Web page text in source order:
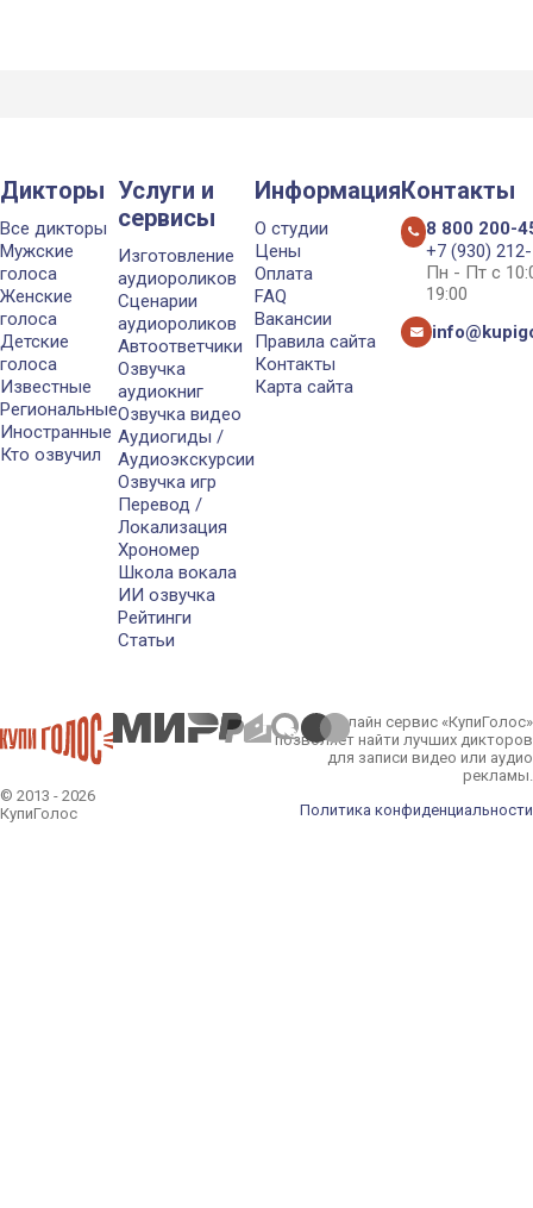
Дикторы
Все дикторы
Мужские
голоса
Женские
голоса
Детские
голоса
Известные
Региональные
Иностранные
Кто озвучил
Услуги и
сервисы
Изготовление
аудиороликов
Сценарии
аудиороликов
Автоответчики
Озвучка
аудиокниг
Озвучка видео
Аудиогиды /
Аудиоэкскурсии
Озвучка игр
Перевод /
Локализация
Хрономер
Школа вокала
ИИ озвучка
Рейтинги
Статьи
Информация
О студии
Цены
Оплата
FAQ
Вакансии
Правила сайта
Контакты
Карта сайта
Контакты
8 800 200-
+7 (930)
Пн - Пт с
19:00
© 2013 - 2026
КупиГолос
Онлайн сервис «КупиГолос»
позволяет найти лучших дикторов
для записи видео или аудио
рекламы.
Политика конфиденциальности